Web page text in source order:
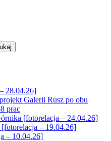
28.04.26]
Galerii Rusz po obu
prac
[fotorelacja – 24.04.26]
– 19.04.26]
– 10.04.26]